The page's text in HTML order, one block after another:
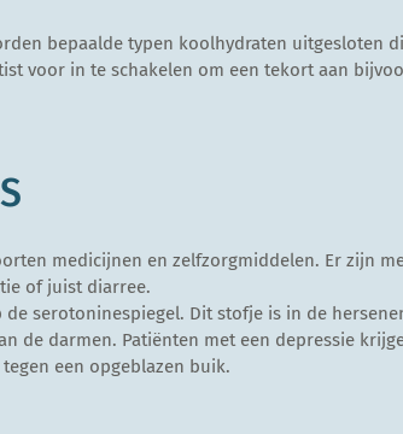
bepaalde typen koolhydraten uitgesloten
voor in te schakelen om een tekort aan
medicijnen en zelfzorgmiddelen. Er zijn
of juist diarree.
serotoninespiegel. Dit stofje is in de
de darmen. Patiënten met een depressie
een opgeblazen buik.